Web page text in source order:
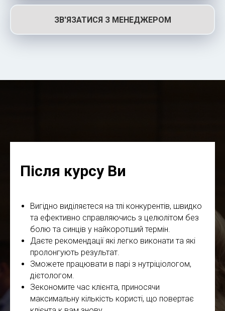
ЗВ'ЯЗАТИСЯ З МЕНЕДЖЕРОМ
Після курсу Ви
Вигідно виділяєтеся на тлі конкурентів, швидко
та ефективно справляючись з целюлітом без
болю та синців у найкоротший термін.
Даєте рекомендації які легко виконати та які
пролонгують результат.
Зможете працювати в парі з нутріціологом,
дієтологом.
Зекономите час клієнта, приносячи
максимальну кількість користі, що повертає